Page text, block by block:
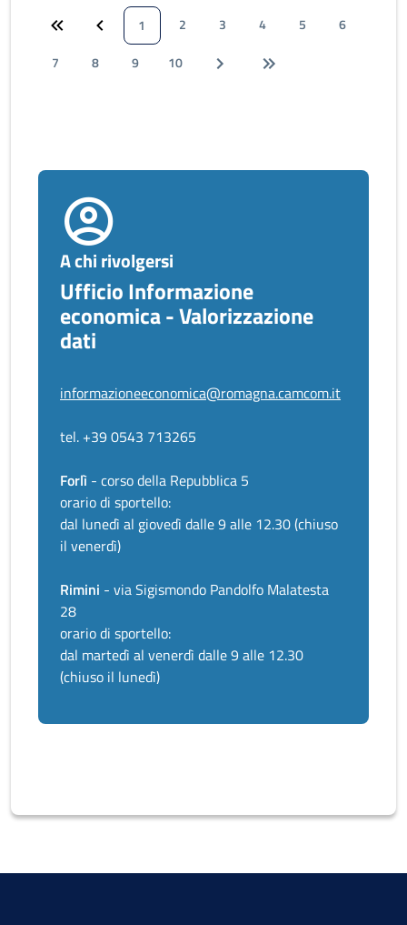
1 2 3 4 5
6
7
8 9 10
A chi rivolgersi
Ufficio Informazione
economica - Valorizzazione
dati
informazioneeconomica@romagna.camcom.it
tel. +39 0543 713265
Forlì - corso della Repubblica 5
orario di sportello:
dal lunedì al giovedì dalle 9 alle 12.30 (chiuso
il venerdì)
Rimini - via Sigismondo Pandolfo Malatesta
28
orario di sportello:
dal martedì al venerdì dalle 9 alle 12.30
(chiuso il lunedì)